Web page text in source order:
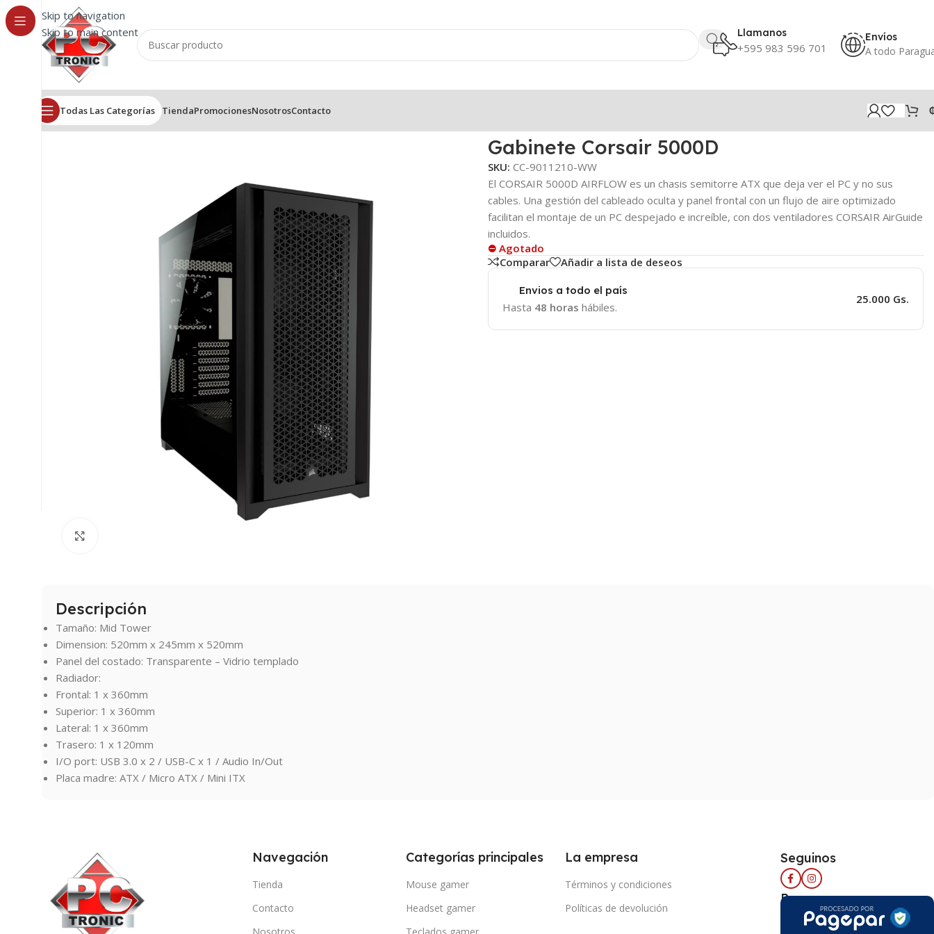
Skip to navigation
Skip to main content
Llamanos
+595 983 596 701
Envíos
A todo
Todas Las Categorías TiendaPromocionesNosotrosContacto
Inicio/Gabinetes/Gabinete Corsair 5000D
Gabinete Corsair 5000D
SKU: CC-9011210-WW
El CORSAIR 5000D AIRFLOW es un chasis semitorre ATX que deja ver el PC y no sus
cables. Una gestión del cableado oculta y panel frontal con un flujo de aire optimizado
facilitan el montaje de un PC despejado e increíble, con dos ventiladores CORSAIR AirGuide
incluidos.
⛔ Agotado
Comparar
Añadir a lista de deseos
Envios a todo el país
Hasta 48 horas hábiles.
25.000 Gs.
Descripción
Tamaño: Mid Tower
Dimension: 520mm x 245mm x 520mm
Panel del costado: Transparente – Vidrio templado
Radiador:
Frontal: 1 x 360mm
Superior: 1 x 360mm
Lateral: 1 x 360mm
Trasero: 1 x 120mm
I/O port: USB 3.0 x 2 / USB-C x 1 / Audio In/Out
Placa madre: ATX / Micro ATX / Mini ITX
Navegación
Tienda
Contacto
Categorías principales
Mouse gamer
Headset gamer
La empresa
Términos y condiciones
Políticas de devolución
Seguinos
Pago seguro